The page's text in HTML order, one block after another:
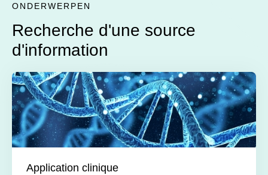
ONDERWERPEN
Recherche d'une source
d'information
Application clinique